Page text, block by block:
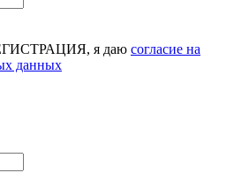
я даю согласие на
данных